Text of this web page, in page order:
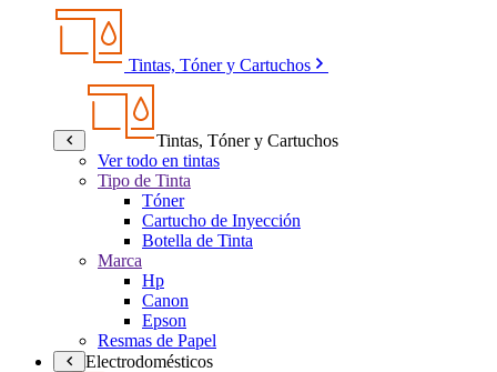
Tintas, Tóner y Cartuchos
Tintas, Tóner y Cartuchos
Ver todo en tintas
Tipo de Tinta
Tóner
Cartucho de Inyección
Botella de Tinta
Marca
Hp
Canon
Epson
Resmas de Papel
Electrodomésticos